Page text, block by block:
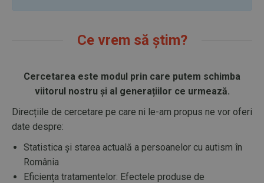
Ce vrem să știm?
Cercetarea este modul prin care putem schimba
viitorul nostru și al generațiilor ce urmează.
Direcțiile de cercetare pe care ni le-am propus ne vor oferi
date despre:
Statistica și starea actuală a persoanelor cu autism în
România
Eficiența tratamentelor: Efectele produse de